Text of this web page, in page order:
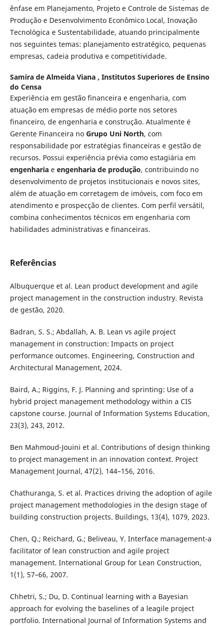
ênfase em Planejamento, Projeto e Controle de Sistemas de
Produção e Desenvolvimento Econômico Local, Inovação
Tecnológica e Sustentabilidade, atuando principalmente
nos seguintes temas: planejamento estratégico, pequenas
empresas, cadeia produtiva e competitividade.
Samira de Almeida Viana , Institutos Superiores de Ensino
do Censa
Experiência em gestão financeira e engenharia, com
atuação em empresas de médio porte nos setores
financeiro, de engenharia e construção. Atualmente é
Gerente Financeira no Grupo Uni North, com
responsabilidade por estratégias financeiras e gestão de
recursos. Possui experiência prévia como estagiária em
engenhariae engenharia de produção, contribuindo no
desenvolvimento de projetos institucionais e novos sites,
além de atuação em corretagem de imóveis, com foco em
atendimento e prospecção de clientes. Com perfil versátil,
combina conhecimentos técnicos em engenharia com
habilidades administrativas e financeiras.
Referências
Albuquerque et al. Lean product development and agile
project management in the construction industry. Revista
de gestão, 2020.
Badran, S. S.; Abdallah, A. B. Lean vs agile project
management in construction: Impacts on project
performance outcomes. Engineering, Construction and
Architectural Management, 2024.
Baird, A.; Riggins, F. J. Planning and sprinting: Use of a
hybrid project management methodology within a CIS
capstone course. Journal of Information Systems Education,
23(3), 243, 2012.
Ben Mahmoud-Jouini et al. Contributions of design thinking
to project management in an innovation context. Project
Management Journal, 47(2), 144–156, 2016.
Chathuranga, S. et al. Practices driving the adoption of agile
project management methodologies in the design stage of
building construction projects. Buildings, 13(4), 1079, 2023.
Chen, Q.; Reichard, G.; Beliveau, Y. Interface management-a
facilitator of lean construction and agile project
management. International Group for Lean Construction,
1(1), 57–66, 2007.
Chhetri, S.; Du, D. Continual learning with a Bayesian
approach for evolving the baselines of a leagile project
portfolio. International Journal of Information Systems and